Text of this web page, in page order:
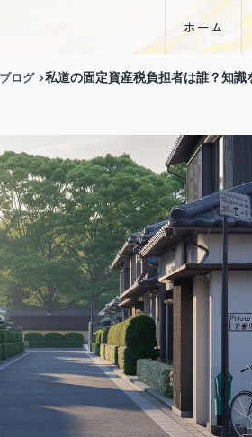
ホーム
ブログ 私道の固定資産税負担者は誰？知識